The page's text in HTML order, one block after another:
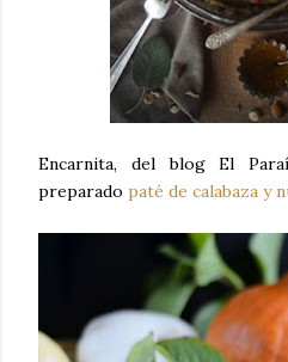
Encarnita, del blog El
preparado paté de calabaza y